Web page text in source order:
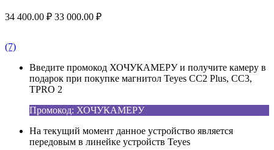
34 400.00 ₽ 33 000.00 ₽
(7)
Введите промокод ХОЧУКАМЕРУ и получите камеру в
подарок при покупке магнитол Teyes CC2 Plus, CC3,
TPRO 2
Промокод: ХОЧУКАМЕРУ
На текущий момент данное устройство является
передовым в линейке устройств Teyes